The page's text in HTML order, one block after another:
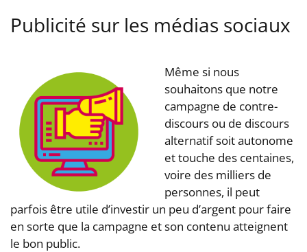
Publicité sur les médias sociaux
Même si nous
souhaitons que notre
campagne de contre-
discours ou de discours
alternatif soit autonome
et touche des centaines,
voire des milliers de
personnes, il peut
parfois être utile d’investir un peu d’argent pour faire
en sorte que la campagne et son contenu atteignent
le bon public.